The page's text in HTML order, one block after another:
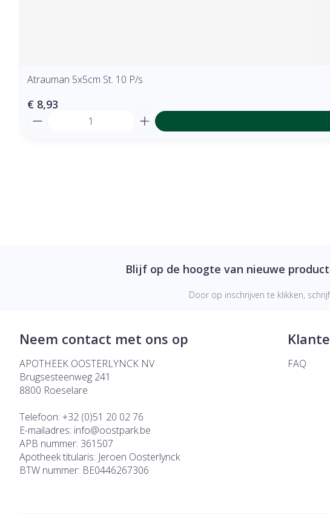
Atrauman 5x5cm St. 10 P/s
€ 8,93
Blijf op de hoogte van nieuwe
Door op inschrijven te klikken,
Neem contact met ons op
APOTHEEK OOSTERLYNCK NV
Brugsesteenweg 241
8800 Roeselare
Telefoon: +32 (0)51 20 02 76
E-mailadres: info@oostpark.be
APB nummer: 361507
Apotheek titularis: Jeroen Oosterlynck
BTW nummer: BE0446267306
FAQ